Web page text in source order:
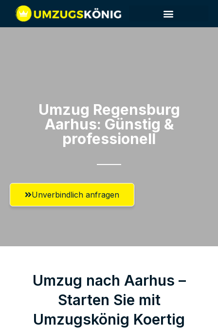
Umzug Regensburg​
Aarhus: Günstig &
professionell​
Unverbindlich anfragen
Umzug nach Aarhus –
Starten Sie mit
Umzugskönig Koertig